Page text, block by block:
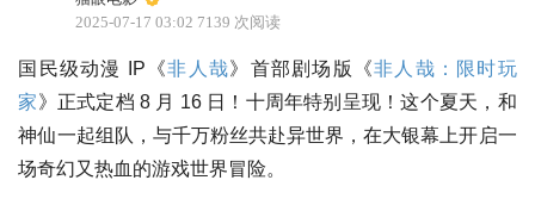
2025-07-17 03:02 7139 次阅读
国民级动漫 IP《非人哉》首部剧场版《非人哉：限时玩
家》正式定档 8 月 16 日！十周年特别呈现！这个夏天，和
神仙一起组队，与千万粉丝共赴异世界，在大银幕上开启一
场奇幻又热血的游戏世界冒险。